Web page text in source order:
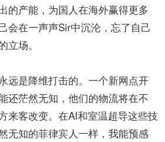
的产能，为国人在海外赢得更多
会在一声声Sir中沉沦，忘了自己
立场。
远是降维打击的。一个新网点开
还茫然无知，他们的物流将在不
来客改变。在AI和室温超导这些技
无知的菲律宾人一样，我能预感